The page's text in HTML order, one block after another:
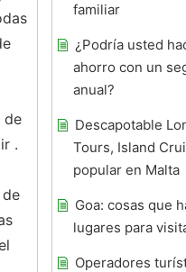
de
.
familiar
¿Podría usted
ahorro con un
anual?
Descapotable
Tours, Island
popular en Malta
Goa: cosas que
lugares para
Operadores